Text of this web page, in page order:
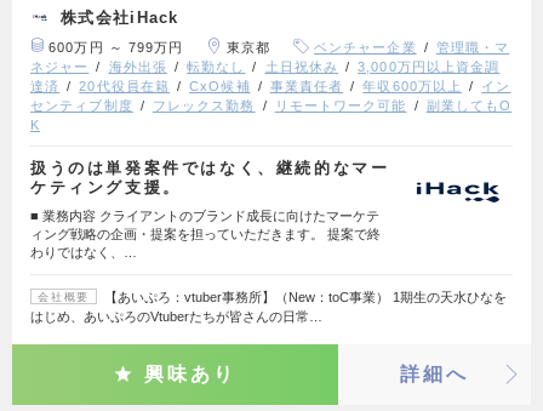
株式会社iHack
600万円 ～ 799万円 東京都 ベンチャー企業
管理職・マ
ネジャー
海外出張 転勤なし 土日祝休み
3,000万円以上資金調
達済
20代役員在籍 CxO候補 事業責任者 年収600万以上
イン
センティブ制度
フレックス勤務 リモートワーク可能
副業してもO
K
扱うのは単発案件ではなく、継続的なマー
ケティング支援。
■ 業務内容 クライアントのブランド成長に向けたマーケテ
ィング戦略の企画・提案を担っていただきます。 提案で終
わりではなく、…
会社概要
【あいぷろ：vtuber事務所】（New：toC事業） 1期生の天水ひなを
はじめ、あいぷろのVtuberたちが皆さんの日常…
興味あり 詳細へ